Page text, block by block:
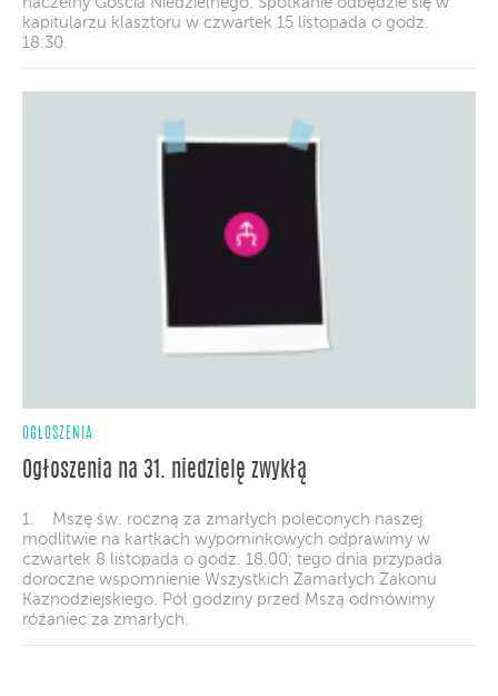
kapitularzu klasztoru w czwartek 15 listopada o godz.
18:30.
OGŁOSZENIA
Ogłoszenia na 31. niedzielę zwykłą
1. Mszę św. roczną za zmarłych poleconych naszej
modlitwie na kartkach wypominkowych odprawimy w
czwartek 8 listopada o godz. 18.00; tego dnia przypada
doroczne wspomnienie Wszystkich Zamarłych Zakonu
Kaznodziejskiego. Pół godziny przed Mszą odmówimy
różaniec za zmarłych.